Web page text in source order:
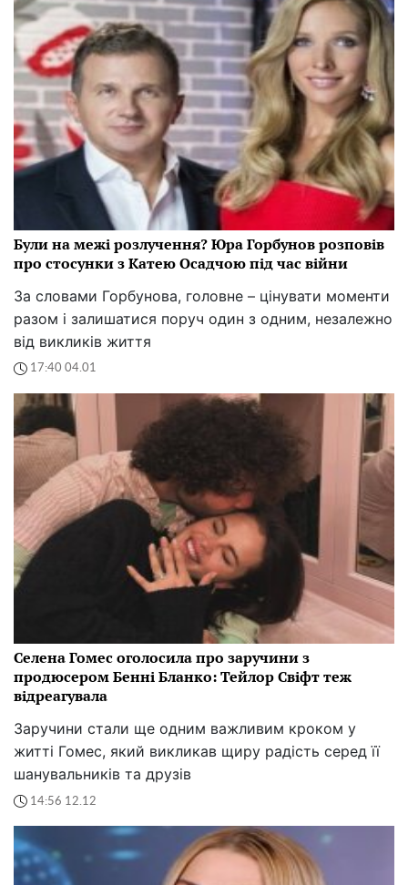
Були на межі розлучення? Юра Горбунов розповів
про стосунки з Катею Осадчою під час війни
За словами Горбунова, головне – цінувати моменти
разом і залишатися поруч один з одним, незалежно
від викликів життя
17:40 04.01
Селена Гомес оголосила про заручини з
продюсером Бенні Бланко: Тейлор Свіфт теж
відреагувала
Заручини стали ще одним важливим кроком у
житті Гомес, який викликав щиру радість серед її
шанувальників та друзів
14:56 12.12